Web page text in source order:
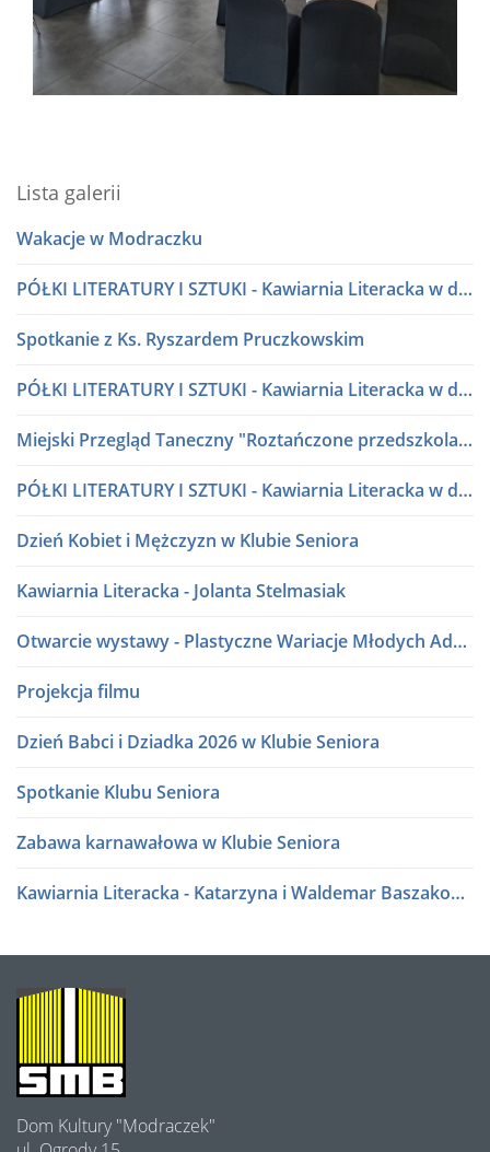
Lista galerii
Wakacje w Modraczku
PÓŁKI LITERATURY I SZTUKI - Kawiarnia Literacka w dialogu
Spotkanie z Ks. Ryszardem Pruczkowskim
PÓŁKI LITERATURY I SZTUKI - Kawiarnia Literacka w dialogu
Miejski Przegląd Taneczny "Roztańczone przedszkolaki" lata 80 i 90
PÓŁKI LITERATURY I SZTUKI - Kawiarnia Literacka w dialogu
Dzień Kobiet i Mężczyzn w Klubie Seniora
Kawiarnia Literacka - Jolanta Stelmasiak
Otwarcie wystawy - Plastyczne Wariacje Młodych Adeptów Sztuki
Projekcja filmu
Dzień Babci i Dziadka 2026 w Klubie Seniora
Spotkanie Klubu Seniora
Zabawa karnawałowa w Klubie Seniora
Kawiarnia Literacka - Katarzyna i Waldemar Baszakowie
Kawiarnia Literacka - Roman Sidorkiewicz
Półki literatury - Kawiarnia Literacka
Program Edukacji Spółdzielczej 2025
O
Dom Kultury "Modraczek"